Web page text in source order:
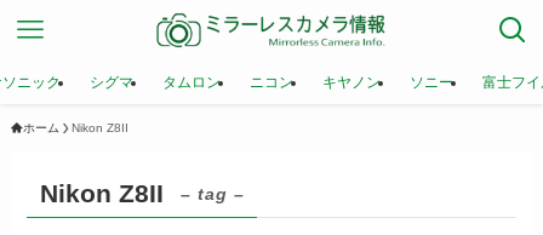
ニック シグマ タムロン ニコン キヤノン ソニー 富士フ
ホーム Nikon Z8II
Nikon Z8II – tag –